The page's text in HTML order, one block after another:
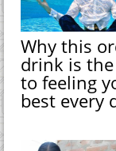
Why this
drink is
to feeling
best every